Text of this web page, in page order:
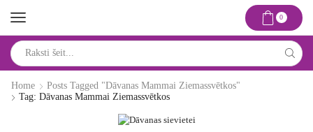
0
input
Home
Posts Tagged "dāvanas Mammai Ziemassvētkos"
Tag: Dāvanas Mammai Ziemassvētkos